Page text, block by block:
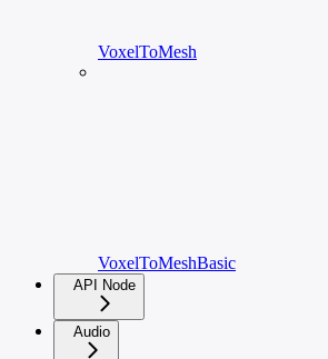
VoxelToMesh
VoxelToMeshBasic
API Node
Audio